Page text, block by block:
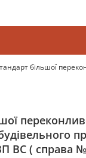
більшої
ВС ( справа